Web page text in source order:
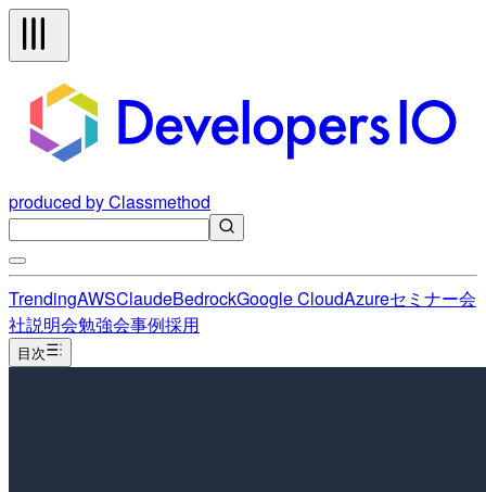
produced by Classmethod
TrendingAWSClaudeBedrockGoogle CloudAzureセミナー会
社説明会勉強会事例採用
目次